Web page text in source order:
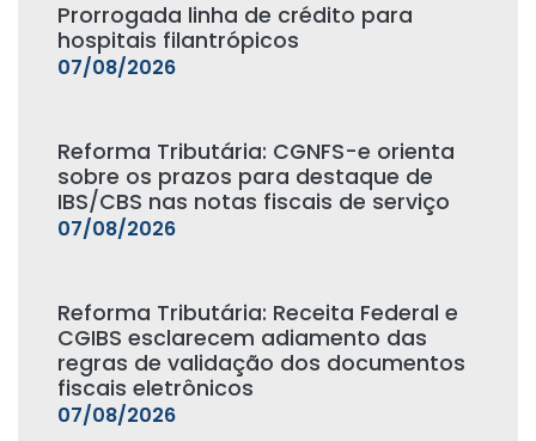
Prorrogada linha de crédito para
hospitais filantrópicos
07/08/2026
Reforma Tributária: CGNFS-e orienta
sobre os prazos para destaque de
IBS/CBS nas notas fiscais de serviço
07/08/2026
Reforma Tributária: Receita Federal e
CGIBS esclarecem adiamento das
regras de validação dos documentos
fiscais eletrônicos
07/08/2026